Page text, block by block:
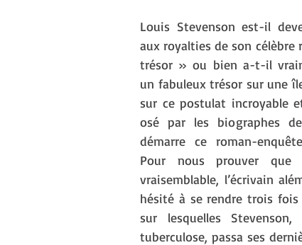
Louis Stevenson est-il
aux royalties de son célèbre
trésor » ou bien a-t-il
un fabuleux trésor sur une
sur ce postulat incroyable
osé par les biographes
démarre ce roman-
Pour nous prouver
vraisemblable, l’écrivain
hésité à se rendre trois fois
sur lesquelles
tuberculose, passa ses